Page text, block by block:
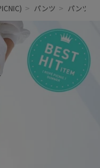
パンツ パンツ